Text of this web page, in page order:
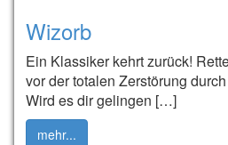
Wizorb
Ein Klassiker kehrt zurück!
vor der totalen Zerstörung
Wird es dir gelingen […]
mehr...